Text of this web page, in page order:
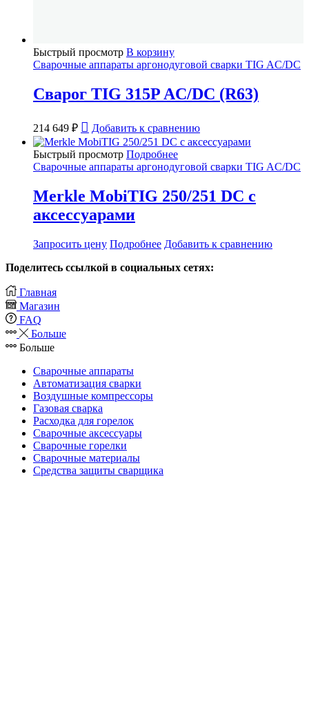
Быстрый просмотр В корзину
Сварочные аппараты аргонодуговой сварки TIG AC/DC
Сварог TIG 315P AC/DC (R63)
214 649 ₽ Добавить к сравнению
Быстрый просмотр Подробнее
Сварочные аппараты аргонодуговой сварки TIG AC/DC
Merkle MobiTIG 250/251 DC с
аксессуарами
Запросить цену Подробнее Добавить к сравнению
Поделитесь ссылкой в социальных сетях:
Главная
Магазин
FAQ
Больше
Больше
Сварочные аппараты
Автоматизация сварки
Воздушные компрессоры
Газовая сварка
Расходка для горелок
Сварочные аксессуары
Сварочные горелки
Сварочные материалы
Средства защиты сварщика